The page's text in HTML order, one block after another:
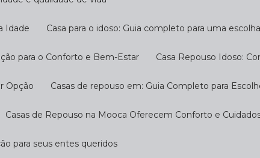
Idade Casa para o idoso: Guia completo para uma
para o Conforto e Bem-Estar Casa Repouso Idoso:
Opção Casas de repouso em: Guia Completo para
Casas de Repouso na Mooca Oferecem Conforto e
para seus entes queridos